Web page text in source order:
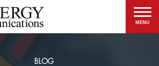
BLOG